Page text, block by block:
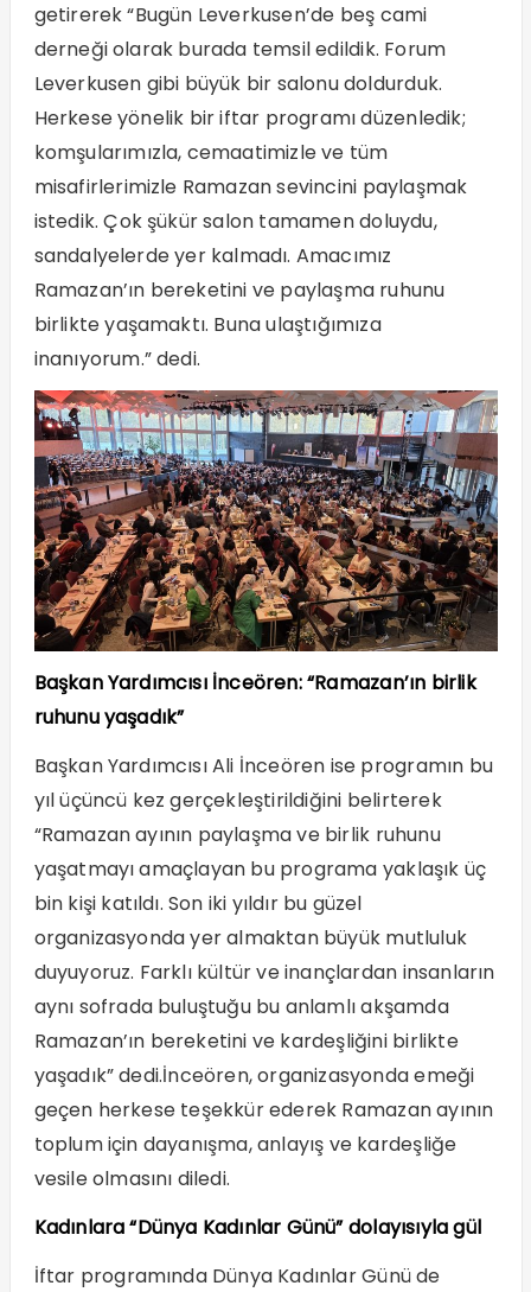
getirerek “Bugün Leverkusen’de beş cami
derneği olarak burada temsil edildik. Forum
Leverkusen gibi büyük bir salonu doldurduk.
Herkese yönelik bir iftar programı düzenledik;
komşularımızla, cemaatimizle ve tüm
misafirlerimizle Ramazan sevincini paylaşmak
istedik. Çok şükür salon tamamen doluydu,
sandalyelerde yer kalmadı. Amacımız
Ramazan’ın bereketini ve paylaşma ruhunu
birlikte yaşamaktı. Buna ulaştığımıza
inanıyorum.” dedi.
Başkan Yardımcısı İnceören: “Ramazan’ın birlik
ruhunu yaşadık”
Başkan Yardımcısı Ali İnceören ise programın bu
yıl üçüncü kez gerçekleştirildiğini belirterek
“Ramazan ayının paylaşma ve birlik ruhunu
yaşatmayı amaçlayan bu programa yaklaşık üç
bin kişi katıldı. Son iki yıldır bu güzel
organizasyonda yer almaktan büyük mutluluk
duyuyoruz. Farklı kültür ve inançlardan insanların
aynı sofrada buluştuğu bu anlamlı akşamda
Ramazan’ın bereketini ve kardeşliğini birlikte
yaşadık” dedi.İnceören, organizasyonda emeği
geçen herkese teşekkür ederek Ramazan ayının
toplum için dayanışma, anlayış ve kardeşliğe
vesile olmasını diledi.
Kadınlara “Dünya Kadınlar Günü” dolayısıyla gül
İftar programında Dünya Kadınlar Günü de